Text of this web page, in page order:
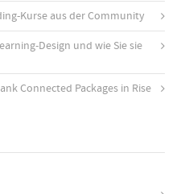
Kurse aus der Community
Design und wie Sie sie
Connected Packages in Rise